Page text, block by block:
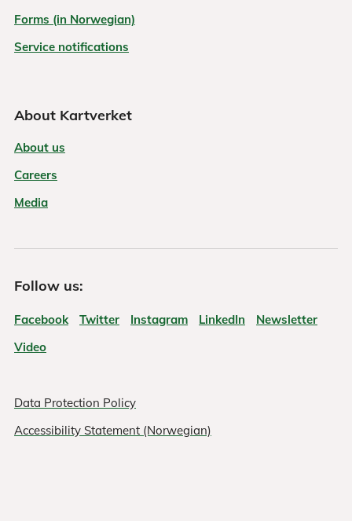
Forms (in Norwegian)
Service notifications
About Kartverket
About us
Careers
Media
Follow us:
Facebook Twitter Instagram LinkedIn
Newsletter
Video
Data Protection Policy
Accessibility Statement (Norwegian)